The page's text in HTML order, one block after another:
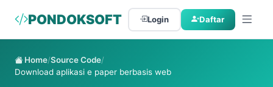
PONDOKSOFT Login Daftar
Home/Source Code/
Download aplikasi e paper berbasis web